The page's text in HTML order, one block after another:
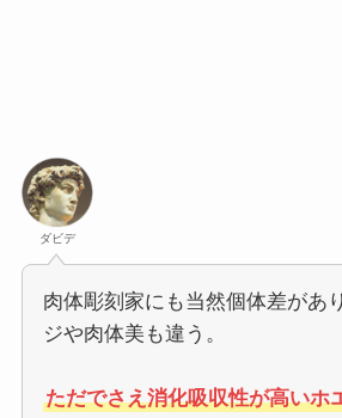
ダビデ
肉体彫刻家にも当然個体差があ
ジや肉体美も違う。
ただでさえ消化吸収性が高いホ